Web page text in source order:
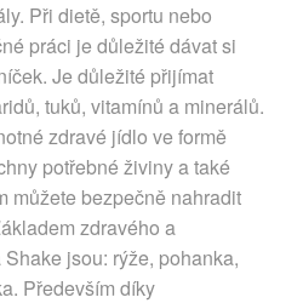
Při dietě, sportu nebo
práci je důležité dávat si
Je důležité přijímat
tuků, vitamínů a minerálů.
zdravé jídlo ve formě
potřebné živiny a také
můžete bezpečně nahradit
zdravého a
jsou: rýže, pohanka,
Především díky